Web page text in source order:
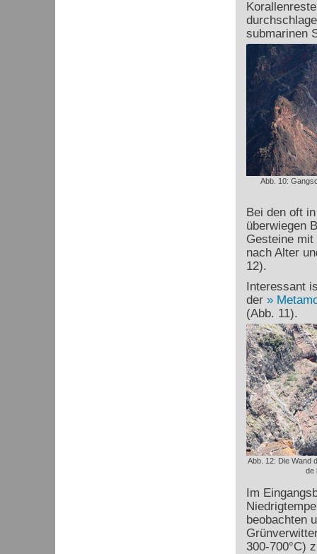
submarinen
Abb. 10:
Bei den oft
überwiegen
Gesteine
nach Alter
12).
Interessant
der
(Abb. 11).
Abb. 12: Die Wand
de
Im
beobachten
300-700°C)